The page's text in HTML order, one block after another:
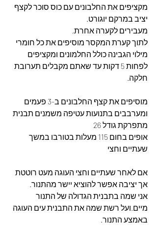
מקציפים את החלבונים עם כוס סוכר לקצף
יציב במרקם יוגורט.
מעבירים לקערה אחרת,
לתוך קערת המקסר מוסיפים את כל חומרי
מילוי הגבינה כולל החלמונים ומקציפים
לפחות 5 דקות עד שאתם מקבלים תערובת
חלקה.
מוסיפים את קצף החלבונים ב-3 פעמים
ומערבבים בתנועות עטיפה משמנים תבנית
מתפרקת גודל 26
אופים בחום 115 מעלות בטורבו במשך
שעתיים וחצי
אם לאחר שעתיים וחצי העוגה מעט רוטטת
אך יציבה אפשר להוציא יישר מהתנור.
אני שמה בתבנית הגדולה של התנור
מיים.ועל רשת שמה את התבנית עים העוגה
באמצע התנור.